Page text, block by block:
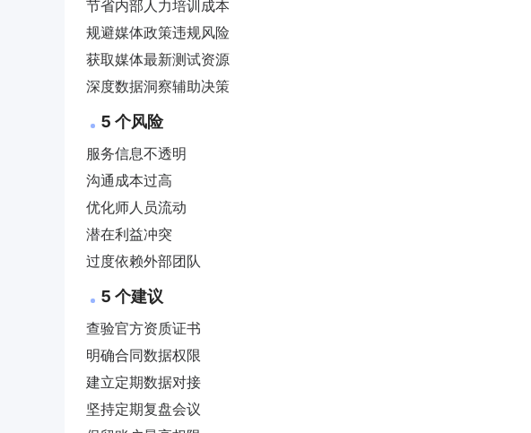
节省内部人力培训成本
规避媒体政策违规风险
获取媒体最新测试资源
深度数据洞察辅助决策
5 个风险
服务信息不透明
沟通成本过高
优化师人员流动
潜在利益冲突
过度依赖外部团队
5 个建议
查验官方资质证书
明确合同数据权限
建立定期数据对接
坚持定期复盘会议